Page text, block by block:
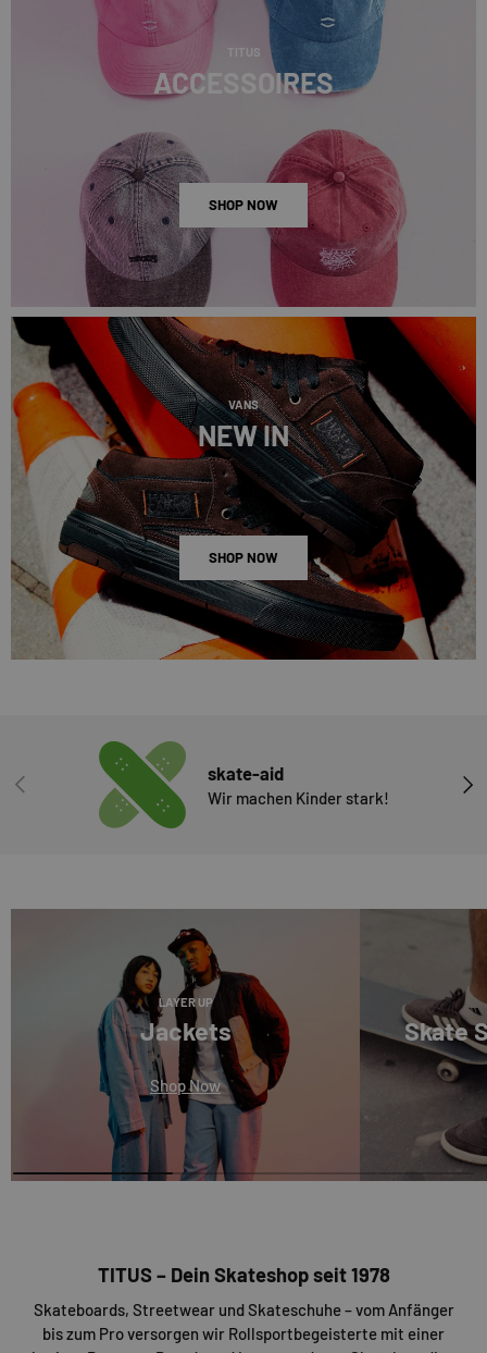
TITUS
ACCESSOIRES
SHOP NOW
VANS
NEW IN
SHOP NOW
VORHERIGE skate-aid
Wir machen Kinder stark!
LAYER UP
Jackets
Shop Now
Skate
TITUS – Dein Skateshop seit 1978
Skateboards, Streetwear und Skateschuhe – vom Anfänger
bis zum Pro versorgen wir Rollsportbegeisterte mit einer